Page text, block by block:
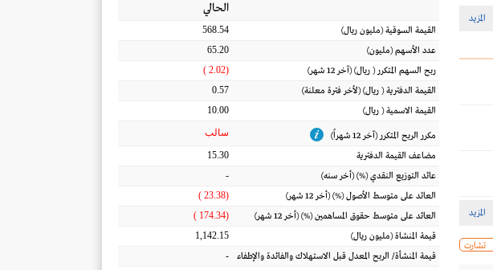
المزيد
المزيد
تشارت
الحالي
القيمة السوقية(مليون ريال)
568.54
عدد الأسهم(مليون)
65.20
ربح السهم المتكرر( ريال) (آخر 12 شهر)
(2.02 )
القيمة الدفترية( ريال) (لأخر فترة معلنة)
0.57
القيمة الاسمية( ريال)
10.00
مكرر الربح المتكرر (آخر 12 شهراً) سالب
مضاعف القيمة الدفترية
15.30
عائد التوزيع النقدي(%) (أخر سنه)
-
العائد على متوسط الأصول(%) (أخر 12 شهر)
(23.38 )
العائد على متوسط حقوق المساهمين(%) (أخر 12 شهر)
(174.34 )
قيمة المنشاة(مليون ريال)
1,142.15
قيمة المنشأة/ الربح المعدل قبل الاستهلاك والفائدة والإطفاء
-